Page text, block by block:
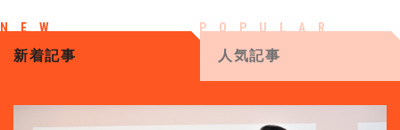
新着記事 人気記事